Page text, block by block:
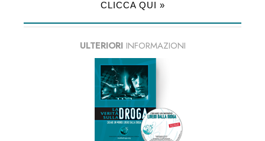
CLICCA QUI »
ULTERIORIINFORMAZIONI